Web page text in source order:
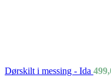
Dørskilt i messing - Ida